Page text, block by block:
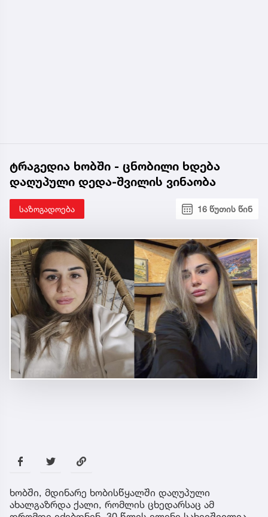
ტრაგედია ხობში - ცნობილი ხდება
დაღუპული დედა-შვილის ვინაობა
საზოგადოება 16 წუთის წინ
ხობში, მდინარე ხობისწყალში დაღუპული
ახალგაზრდა ქალი, რომლის ცხედარსაც ამ